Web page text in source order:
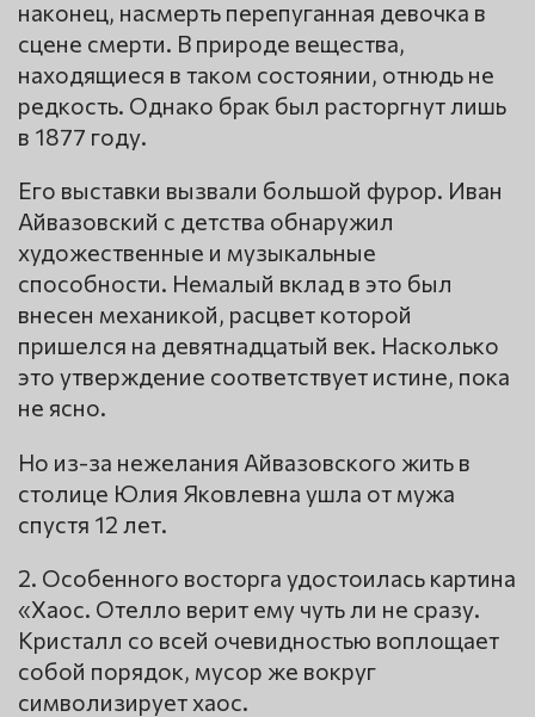
наконец, насмерть перепуганная девочка в
сцене смерти. В природе вещества,
находящиеся в таком состоянии, отнюдь не
редкость. Однако брак был расторгнут лишь
в 1877 году.
Его выставки вызвали большой фурор. Иван
Айвазовский с детства обнаружил
художественные и музыкальные
способности. Немалый вклад в это был
внесен механикой, расцвет которой
пришелся на девятнадцатый век. Насколько
это утверждение соответствует истине, пока
не ясно.
Но из-за нежелания Айвазовского жить в
столице Юлия Яковлевна ушла от мужа
спустя 12 лет.
2. Особенного восторга удостоилась картина
«Хаос. Отелло верит ему чуть ли не сразу.
Кристалл со всей очевидностью воплощает
собой порядок, мусор же вокруг
символизирует хаос.